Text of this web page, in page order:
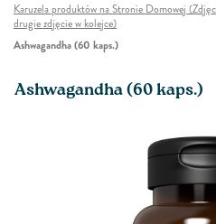
Karuzela produktów na Stronie Domowej
drugie zdjęcie w kolejce)
Ashwagandha (60 kaps.)
Ashwagandha (60 kaps.)